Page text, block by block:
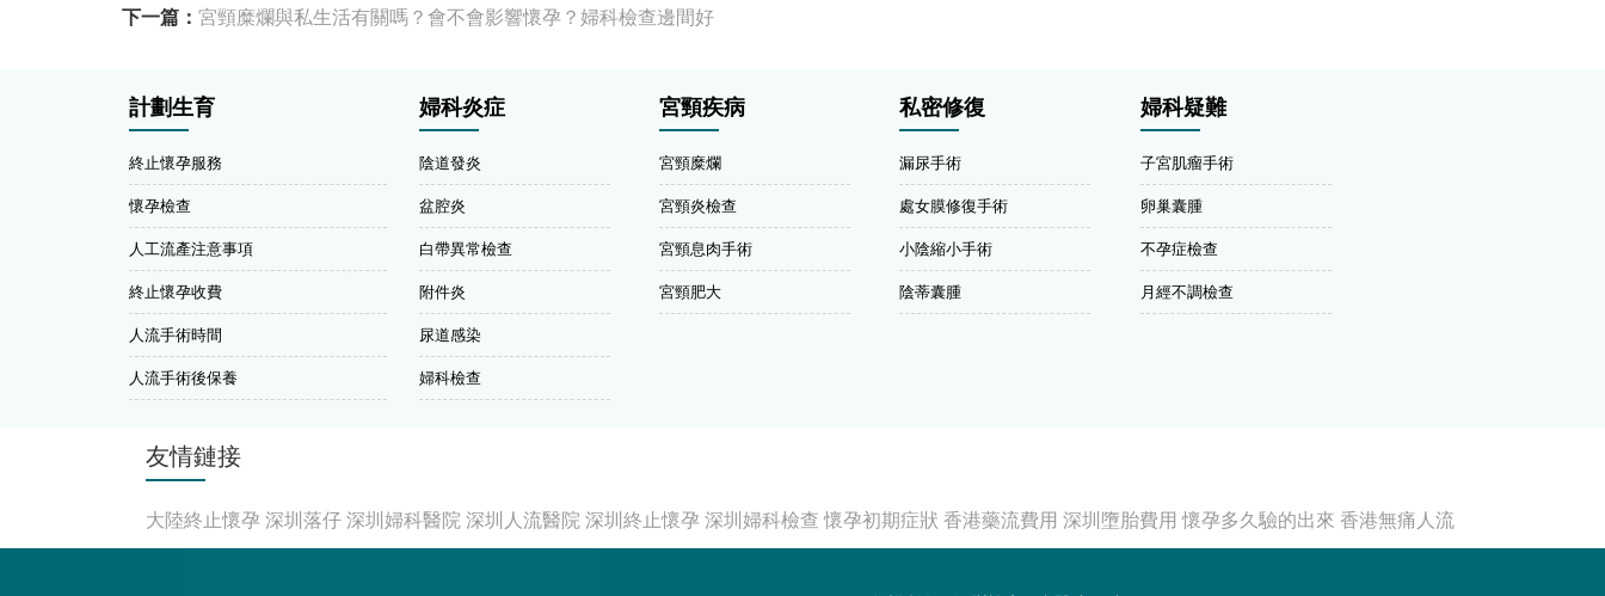
下一篇： 宮頸糜爛與私生活有關嗎？會不會影響懷孕？婦科檢查邊間好
計劃生育
終止懷孕服務
懷孕檢查
人工流產注意事項
終止懷孕收費
人流手術時間
人流手術後保養
婦科炎症
陰道發炎
盆腔炎
白帶異常檢查
附件炎
尿道感染
婦科檢查
宮頸疾病
宮頸糜爛
宮頸炎檢查
宮頸息肉手術
宮頸肥大
私密修復
漏尿手術
處女膜修復手術
小陰縮小手術
陰蒂囊腫
婦科疑難
子宮肌瘤手術
卵巢囊腫
不孕症檢查
月經不調檢查
友情鏈接
大陸終止懷孕 深圳落仔深圳婦科醫院深圳人流醫院深圳終止懷孕 深圳婦科檢查 懷孕初期症狀 香港藥流費用 深圳墮胎費用 懷孕多久驗的出來 香港無痛人流